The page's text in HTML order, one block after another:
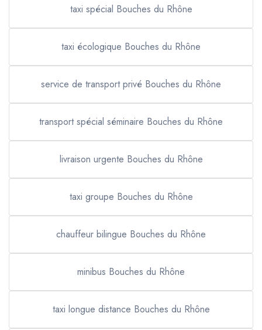
taxi spécial Bouches du Rhône
taxi écologique Bouches du Rhône
service de transport privé Bouches du Rhône
transport spécial séminaire Bouches du Rhône
livraison urgente Bouches du Rhône
taxi groupe Bouches du Rhône
chauffeur bilingue Bouches du Rhône
minibus Bouches du Rhône
taxi longue distance Bouches du Rhône